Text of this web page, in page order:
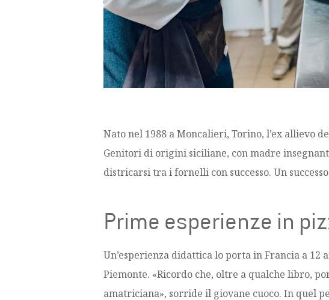
Nato nel 1988 a Moncalieri, Torino, l’ex allievo
Genitori di origini siciliane, con madre
districarsi tra i fornelli con successo. Un
Prime esperienze in
Un’esperienza didattica lo porta in Francia a 12
Piemonte. «Ricordo che, oltre a qualche libro,
amatriciana», sorride il giovane cuoco. In quel